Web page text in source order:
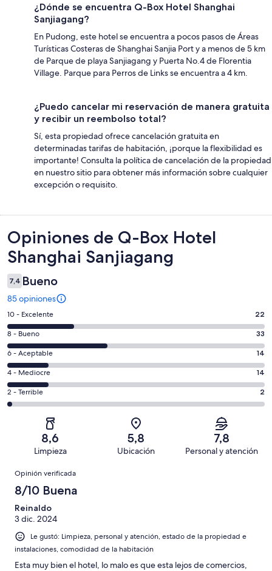
¿Dónde se encuentra Q-Box Hotel Shanghai
Sanjiagang?
En Pudong, este hotel se encuentra a pocos pasos de Áreas
Turísticas Costeras de Shanghai Sanjia Port y a menos de 5 km
de Parque de playa Sanjiagang y Puerta No.4 de Florentia
Village. Parque para Perros de Links se encuentra a 4 km.
¿Puedo cancelar mi reservación de manera gratuita
y recibir un reembolso total?
Sí, esta propiedad ofrece cancelación gratuita en
determinadas tarifas de habitación, ¡porque la flexibilidad es
importante! Consulta la política de cancelación de la propiedad
en nuestro sitio para obtener más información sobre cualquier
excepción o requisito.
Opiniones
Opiniones de Q-Box Hotel
Shanghai Sanjiagang
7,4 Bueno
85 opiniones
Evaluación:
10
-
Excelente.
22
de
85
opiniones
10 - Excelente 22
Evaluación:
8
-
Bueno.
33
de
opiniones
8 - Bueno 33
Evaluación:
6
-
Aceptable.
14
opiniones
6 - Aceptable 14
Evaluación:
4
-
4 - Mediocre 14
Evaluación:
2
85
2 - Terrible 2
8,6
Limpieza
5,8
Ubicación
7,8
Personal y atención
Opiniones
Opinión verificada
8/10 Buena
Reinaldo
3 dic. 2024
Le gustó: Limpieza, personal y atención, estado de la propiedad e
instalaciones, comodidad de la habitación
Esta muy bien el hotel, lo malo es que esta lejos de comercios,